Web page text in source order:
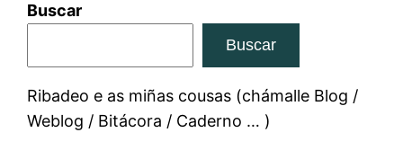
Buscar
Buscar
Ribadeo e as miñas cousas (chámalle Blog /
Weblog / Bitácora / Caderno … )